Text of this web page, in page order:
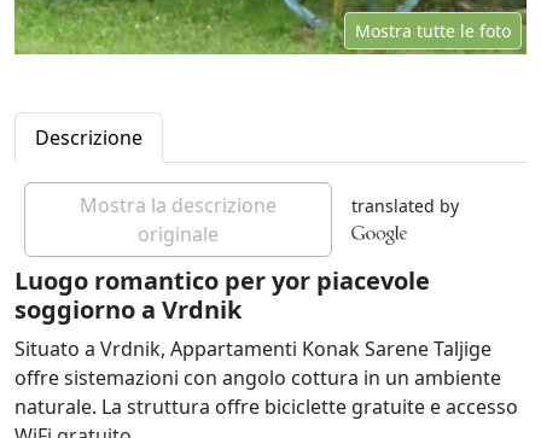
Mostra tutte le foto
Descrizione
Mostra la descrizione
originale
translated by
Luogo romantico per yor piacevole
soggiorno a Vrdnik
Situato a Vrdnik, Appartamenti Konak Sarene Taljige
offre sistemazioni con angolo cottura in un ambiente
naturale. La struttura offre biciclette gratuite e accesso